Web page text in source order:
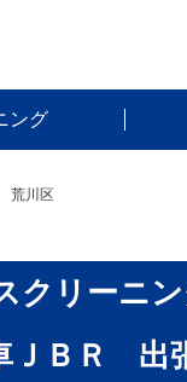
ング
荒川区
クリーニ
ＪＢＲ 出